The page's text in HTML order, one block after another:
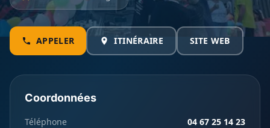
APPELER ITINÉRAIRE SITE WEB
Coordonnées
Téléphone 04 67 25 14 23